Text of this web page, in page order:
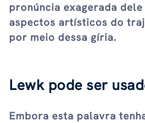
pronúncia exagerada
aspectos artísticos do
por meio dessa gíria.
Lewk pode ser
Embora esta palavra